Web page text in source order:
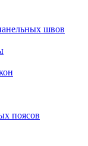
швов
поясов